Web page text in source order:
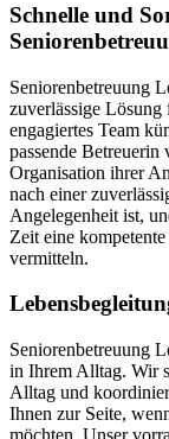
Schnelle und
Seniorenbetreuung
zuverlässige
engagiertes Team
passende Betreuerin
Organisation ihrer
nach einer
Angelegenheit ist,
Zeit eine
vermitteln.
Seniorenbetreuung
in Ihrem Alltag. Wir
Alltag und
Ihnen zur Seite,
möchten. Unser